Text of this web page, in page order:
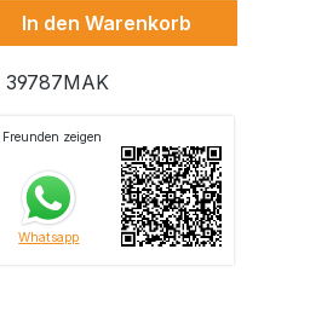
Gib den
In den Warenkorb
39787MAK